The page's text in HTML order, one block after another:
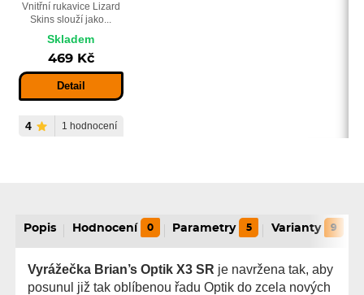
Vnitřní rukavice Lizard
Skins slouží jako...
Skladem
469 Kč
Detail
4 1 hodnocení
Popis Hodnocení 0 Parametry 5 Varianty 9
Vyrážečka Brian’s Optik X3 SR je navržena tak, aby
posunul již tak oblíbenou řadu Optik do zcela nových